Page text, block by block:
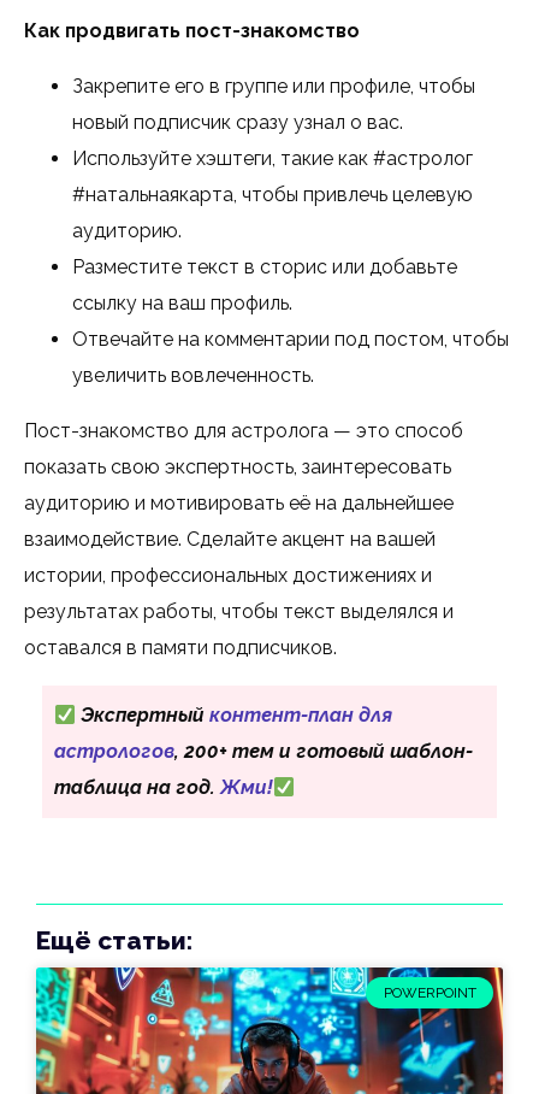
Как продвигать пост-знакомство
Закрепите его в группе или профиле, чтобы
новый подписчик сразу узнал о вас.
Используйте хэштеги, такие как #астролог
#натальнаякарта, чтобы привлечь целевую
аудиторию.
Разместите текст в сторис или добавьте
ссылку на ваш профиль.
Отвечайте на комментарии под постом, чтобы
увеличить вовлеченность.
Пост-знакомство для астролога — это способ
показать свою экспертность, заинтересовать
аудиторию и мотивировать её на дальнейшее
взаимодействие. Сделайте акцент на вашей
истории, профессиональных достижениях и
результатах работы, чтобы текст выделялся и
оставался в памяти подписчиков.
Экспертныйконтент-план для
астрологов, 200+ тем и готовый шаблон-
таблица на год.Жми!
Ещё статьи:
POWERPOINT